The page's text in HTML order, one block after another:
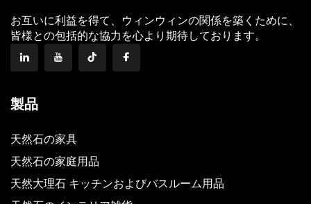
お互いに利益を得て、ウィンウィンの関係を築くために、
皆様との包括的な協力を心より期待しております。
製品
天然石の家具
天然石の家庭用品
天然大理石 キッチンおよびバスルーム用品